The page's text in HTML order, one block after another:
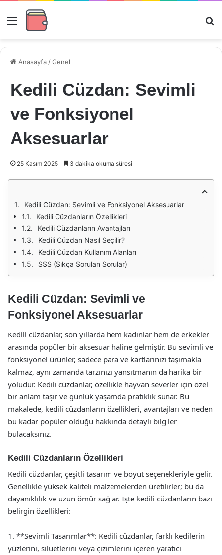
Menü
Anasayfa /Genel
Kedili Cüzdan: Sevimli
ve Fonksiyonel
Aksesuarlar
25 Kasım 2025 3 dakika okuma süresi
Kedili Cüzdan: Sevimli ve Fonksiyonel Aksesuarlar
Kedili Cüzdanların Özellikleri
Kedili Cüzdanların Avantajları
Kedili Cüzdan Nasıl Seçilir?
Kedili Cüzdan Kullanım Alanları
SSS (Sıkça Sorulan Sorular)
Kedili Cüzdan: Sevimli ve
Fonksiyonel Aksesuarlar
Kedili cüzdanlar, son yıllarda hem kadınlar hem de erkekler
arasında popüler bir aksesuar haline gelmiştir. Bu sevimli ve
fonksiyonel ürünler, sadece para ve kartlarınızı taşımakla
kalmaz, aynı zamanda tarzınızı yansıtmanın da harika bir
yoludur. Kedili cüzdanlar, özellikle hayvan severler için özel
bir anlam taşır ve günlük yaşamda pratiklik sunar. Bu
makalede, kedili cüzdanların özellikleri, avantajları ve neden
bu kadar popüler olduğu hakkında detaylı bilgiler
bulacaksınız.
Kedili Cüzdanların Özellikleri
Kedili cüzdanlar, çeşitli tasarım ve boyut seçenekleriyle gelir.
Genellikle yüksek kaliteli malzemelerden üretilirler; bu da
dayanıklılık ve uzun ömür sağlar. İşte kedili cüzdanların bazı
belirgin özellikleri:
1. **Sevimli Tasarımlar**: Kedili cüzdanlar, farklı kedilerin
yüzlerini, siluetlerini veya çizimlerini içeren yaratıcı